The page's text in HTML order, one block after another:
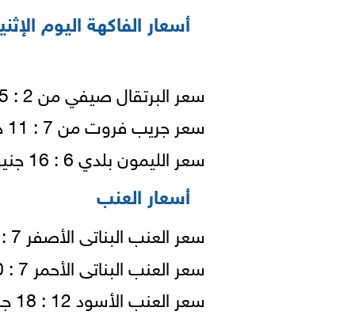
أسعار الفاكهة اليوم الإثنين 14 يونيو 2021 (سعر
سعر البرتقال صيفي من 2 : 3.5 جنيهات للكيلو.
سعر جريب فروت من 7 : 11 جنيهات للكيلو.
سعر الليمون بلدي 6 : 16 جنيها للكيلو.
أسعار العنب
سعر العنب البناتى الأصفر 7 : 10 جنيهًا للكيلو.
سعر العنب البناتى الأحمر 7 : 10 جنيهًا للكيلو.
سعر العنب الأسود 12 : 18 جنيهًا للكيلو.